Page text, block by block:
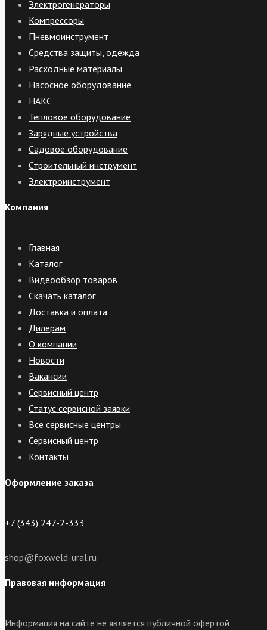
Электрогенераторы
Компрессоры
Пневмоинструмент
Средства защиты, одежда
Расходные материалы
Насосное оборудование
НАКС
Тепловое оборудование
Зарядные устройства
Садовое оборудование
Строительный инструмент
Электроинструмент
Компания
Главная
Каталог
Видеообзор товаров
Скачать каталог
Доставка и оплата
Дилерам
О компании
Новости
Вакансии
Сервисный центр
Статус сервисной заявки
Все сервисные центры
Сервисный центр
Контакты
Оформление заказа
+7 (343) 247-2-333
shop@foxweld-ural.ru
Правовая информация
Информация на сайте не является публичной офертой